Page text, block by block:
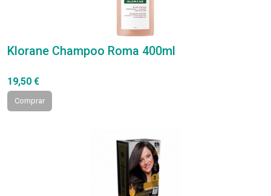
Klorane Champoo Roma 400ml
19,50 €
Comprar